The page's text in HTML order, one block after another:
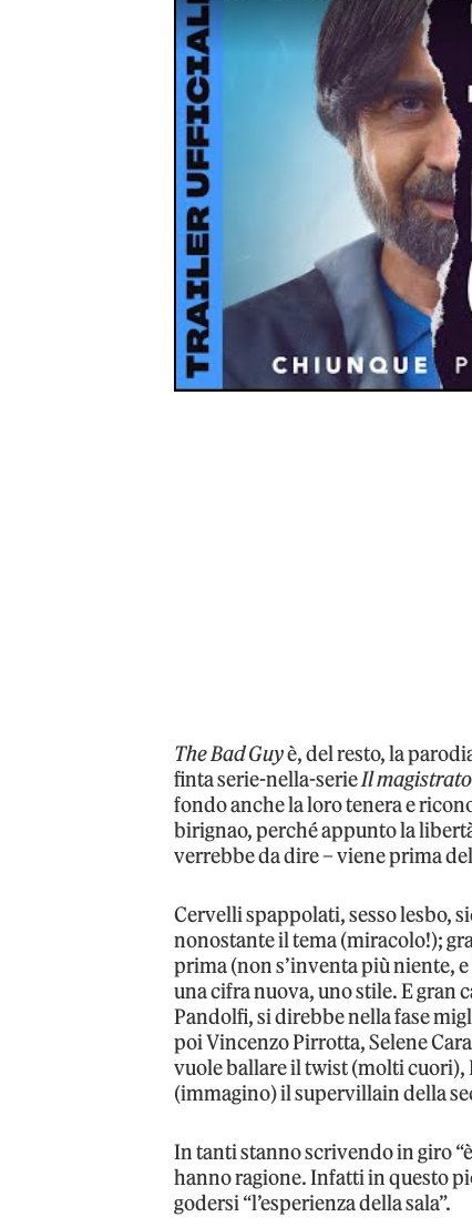
The Bad Guyè, del resto, la
finta serie-nella-serieIl
fondo anche la loro tenera e
birignao, perché appunto la
verrebbe da dire – viene prima
Cervelli spappolati, sesso lesbo,
nonostante il tema (miracolo!);
prima (non s’inventa più niente,
una cifra nuova, uno stile. E gran
Pandolfi, si direbbe nella fase
poi Vincenzo Pirrotta, Selene
vuole ballare il twist (molti cuori),
(immagino) il supervillain della
In tanti stanno scrivendo in giro
hanno ragione. Infatti in questo
godersi “l’esperienza della sala”.